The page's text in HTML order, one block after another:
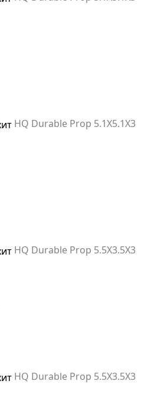
HQ Durable Prop 5.1X5.1X3
HQ Durable Prop 5.5X3.5X3
HQ Durable Prop 5.5X3.5X3